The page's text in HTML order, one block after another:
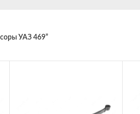
УАЗ 469”